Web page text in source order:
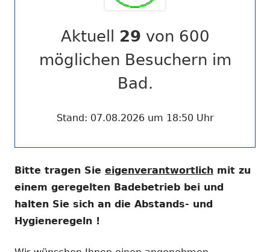
Aktuell 29 von 600
möglichen Besuchern im
Bad.
Stand: 07.08.2026 um 18:50 Uhr
Bitte tragen Sie eigenverantwortlich mit zu
einem geregelten Badebetrieb bei und
halten Sie sich an die Abstands- und
Hygieneregeln !